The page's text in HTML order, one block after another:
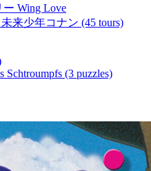
Wing Love
来少年コナン (45 tours)
Schtroumpfs (3 puzzles)